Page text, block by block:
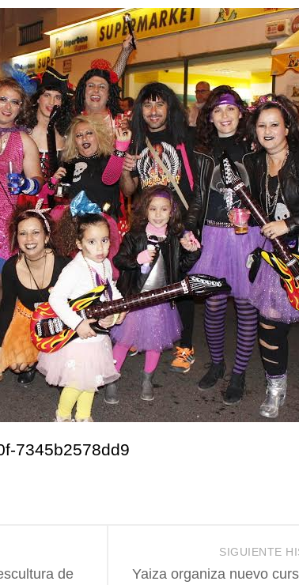
SIGUIENTE
Yaiza organiza nuevo
de